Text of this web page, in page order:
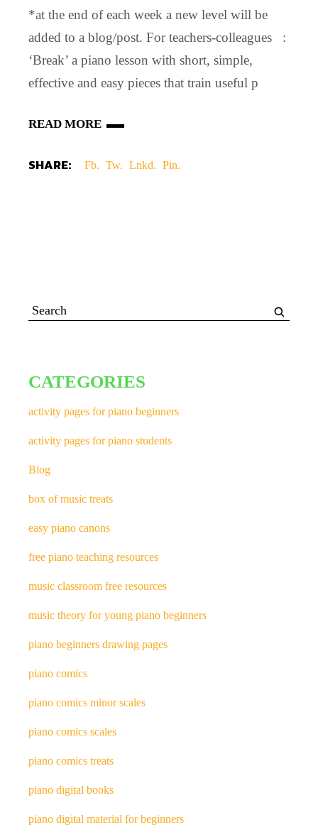
*at the end of each week a new level will be
added to a blog/post. For teachers-colleagues :
‘Break’ a piano lesson with short, simple,
effective and easy pieces that train useful p
READ MORE
SHARE: Fb. Tw. Lnkd. Pin.
CATEGORIES
activity pages for piano beginners
activity pages for piano students
Blog
box of music treats
easy piano canons
free piano teaching resources
music classroom free resources
music theory for young piano beginners
piano beginners drawing pages
piano comics
piano comics minor scales
piano comics scales
piano comics treats
piano digital books
piano digital material for beginners